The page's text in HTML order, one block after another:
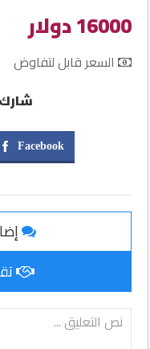
16000 دولار
السعر قابل لتفاوض
شارك
Facebook